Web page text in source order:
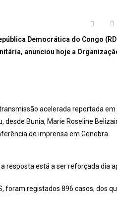
Democrática do Congo
anunciou hoje a
acelerada reportada em
Bunia, Marie Roseline
de imprensa em Genebra.
resposta está a ser reforçada dia
foram registados 896 casos, dos